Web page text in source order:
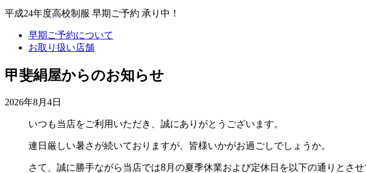
平成24年度高校制服 早期ご予約 承り中！
早期ご予約について
お取り扱い店舗
甲斐絹屋からのお知らせ
2026年8月4日
いつも当店をご利用いただき、誠にありがとうございます。
連日厳しい暑さが続いておりますが、皆様いかがお過ごしでしょうか。
さて、誠に勝手ながら当店では8月の夏季休業および定休日を以下の通りとさせ